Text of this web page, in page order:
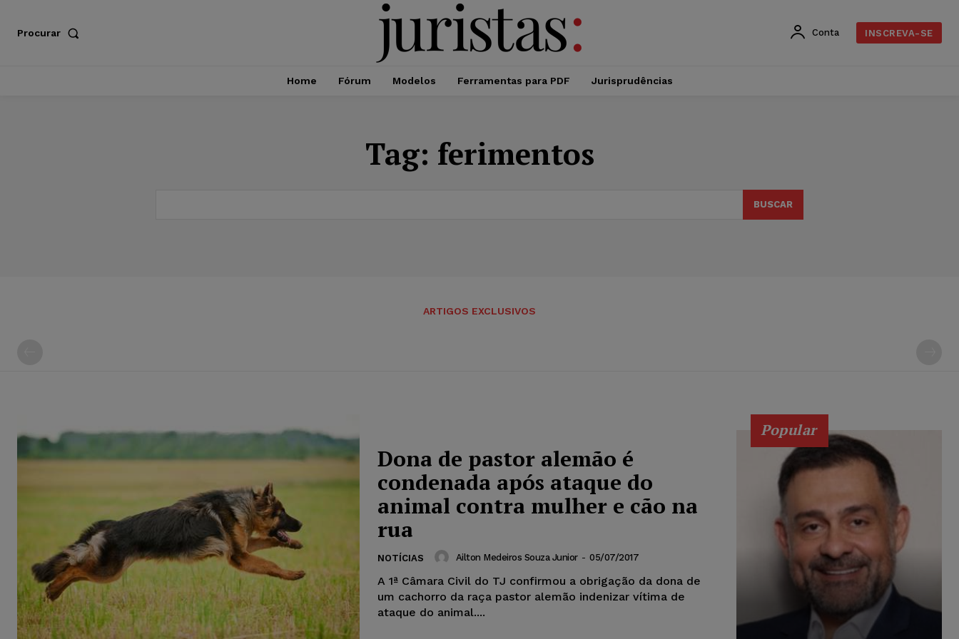
Procurar Conta INSCREVA-SE
Home Fórum Modelos Ferramentas para PDF Jurisprudências
Tag: ferimentos
BUSCAR
ARTIGOS EXCLUSIVOS
Dona de pastor alemão é
condenada após ataque do
animal contra mulher e cão na
rua
NOTÍCIAS Ailton Medeiros Souza Junior - 05/07/2017
A 1ª Câmara Civil do TJ confirmou a obrigação da dona de
um cachorro da raça pastor alemão indenizar vítima de
ataque do animal....
Popular